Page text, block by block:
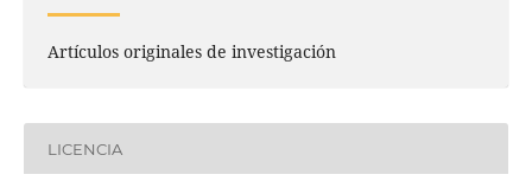
Artículos originales de investigación
LICENCIA